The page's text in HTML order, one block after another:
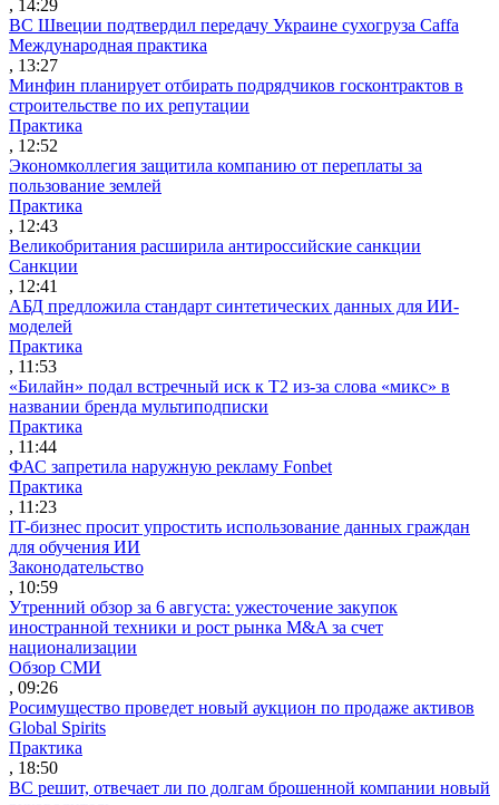
, 14:29
ВС Швеции подтвердил передачу Украине сухогруза Caffa
Международная практика
, 13:27
Минфин планирует отбирать подрядчиков госконтрактов в
строительстве по их репутации
Практика
, 12:52
Экономколлегия защитила компанию от переплаты за
пользование землей
Практика
, 12:43
Великобритания расширила антироссийские санкции
Санкции
, 12:41
АБД предложила стандарт синтетических данных для ИИ-
моделей
Практика
, 11:53
«Билайн» подал встречный иск к Т2 из-за слова «микс» в
названии бренда мультиподписки
Практика
, 11:44
ФАС запретила наружную рекламу Fonbet
Практика
, 11:23
IT-бизнес просит упростить использование данных граждан
для обучения ИИ
Законодательство
, 10:59
Утренний обзор за 6 августа: ужесточение закупок
иностранной техники и рост рынка M&A за счет
национализации
Обзор СМИ
, 09:26
Росимущество проведет новый аукцион по продаже активов
Global Spirits
Практика
, 18:50
ВС решит, отвечает ли по долгам брошенной компании новый